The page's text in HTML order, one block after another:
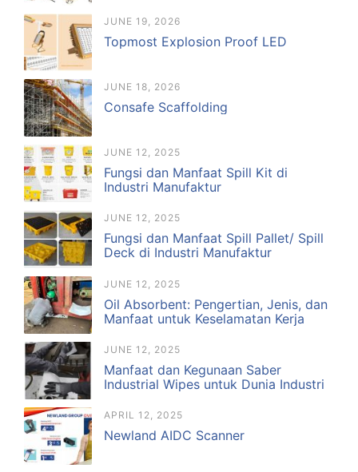
JUNE 19, 2026
Topmost Explosion Proof LED
JUNE 18, 2026
Consafe Scaffolding
JUNE 12, 2025
Fungsi dan Manfaat Spill Kit di
Industri Manufaktur
JUNE 12, 2025
Fungsi dan Manfaat Spill Pallet/ Spill
Deck di Industri Manufaktur
JUNE 12, 2025
Oil Absorbent: Pengertian, Jenis, dan
Manfaat untuk Keselamatan Kerja
JUNE 12, 2025
Manfaat dan Kegunaan Saber
Industrial Wipes untuk Dunia Industri
APRIL 12, 2025
Newland AIDC Scanner